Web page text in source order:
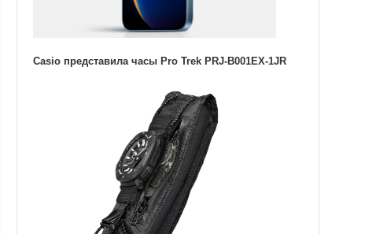
Casio представила часы Pro Trek PRJ-B001EX-1JR